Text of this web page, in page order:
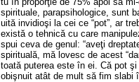
spirituale, parapsihologice, sunt
uită invidioşi la cei ce “pot”, ar
există o tehnică cu care
spui ceva de genul: “aveţi
spirituală, mă lovesc de acest
toată puterea este în ei. Că pot
obişnuit atât de mult să fim slabi